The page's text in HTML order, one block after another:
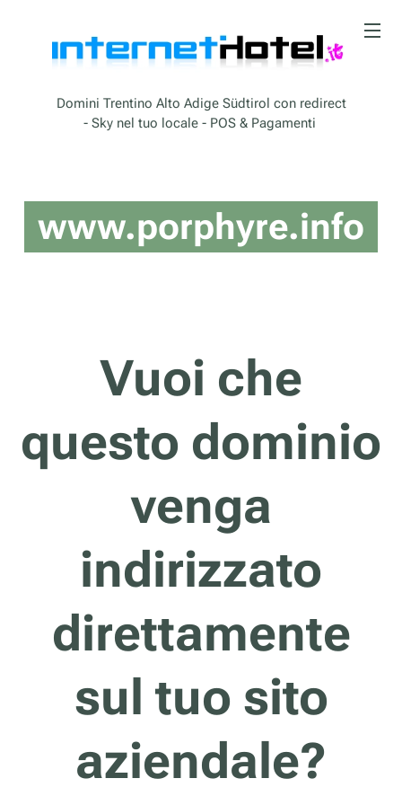
Domini Trentino Alto Adige Südtirol con redirect
- Sky nel tuo locale - POS & Pagamenti
www.porphyre.info
Vuoi che
questo dominio
venga
indirizzato
direttamente
sul tuo sito
aziendale?